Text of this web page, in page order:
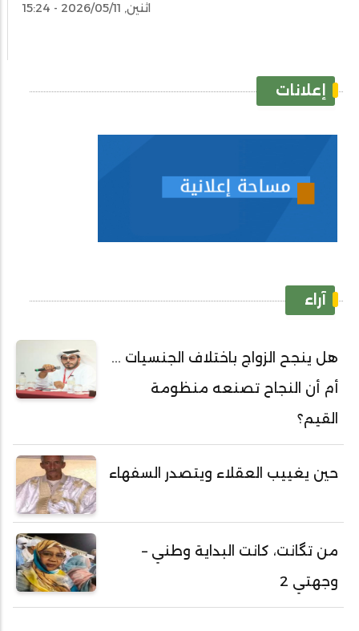
اثنين, 2026/05/11 - 15:24
إعلانات
آراء
هل ينجح الزواج باختلاف الجنسيات ...
أم أن النجاح تصنعه منظومة
القيم؟
حين يغييب العقلاء ويتصدر السفهاء
من تگانت، كانت البداية وطني –
وجهتي 2